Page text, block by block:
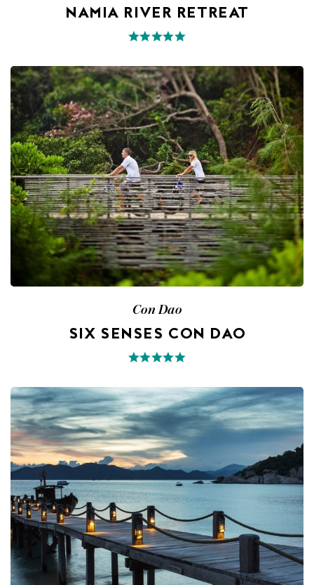
NAMIA RIVER RETREAT
Con Dao
SIX SENSES CON DAO